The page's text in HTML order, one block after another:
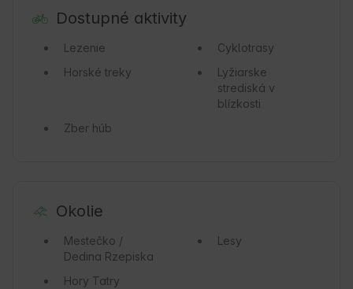
Dostupné aktivity
Lezenie
Cyklotrasy
Horské treky
Lyžiarske
strediská v
blízkosti
Zber húb
Okolie
Mestečko /
Dedina Rzepiska
Lesy
Hory Tatry